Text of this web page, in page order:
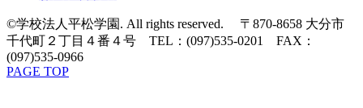
©学校法人平松学園. All rights reserved. 〒870-8658 大分市
千代町２丁目４番４号 TEL：(097)535-0201 FAX：
(097)535-0966
PAGE TOP